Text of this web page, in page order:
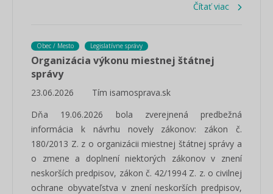
Čítať viac
Obec / Mesto Legislatívne správy
Organizácia výkonu miestnej štátnej
správy
23.06.2026
Tím isamosprava.sk
Dňa 19.06.2026 bola zverejnená predbežná
informácia k návrhu novely zákonov: zákon č.
180/2013 Z. z o organizácii miestnej štátnej správy a
o zmene a doplnení niektorých zákonov v znení
neskorších predpisov, zákon č. 42/1994 Z. z. o civilnej
ochrane obyvateľstva v znení neskorších predpisov,